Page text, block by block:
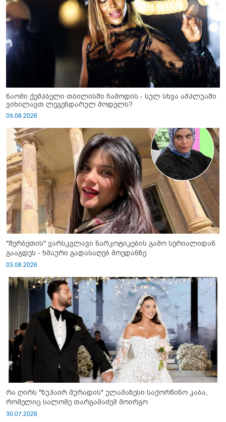
ნაომი ქემპბელი თბილისში ჩამოდის - სულ სხვა ამპლუაში
ვიხილავთ ლეგენდარულ მოდელს?
05.08.2026
"შერბეთის" ვარსკვლავი ნარკოტიკების გამო სერიალიდან
გააგდეს - ხმაური გადასაღებ მოედანზე
03.08.2026
რა ღირს "ზუჰაირ მურადის" ულამაზესი საქორწინო კაბა,
რომელიც სალომე თარგამაძემ მოირგო
30.07.2026